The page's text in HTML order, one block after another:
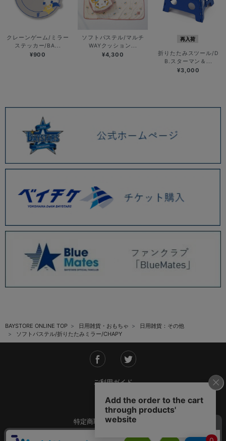
クレーンゲーム/ミラー
ステッカー/BA...
¥900
ソフトパステル/マルチ
WAYクッション...
¥4,300
再入荷
折りたたみスツール/D
B.スターマン＆...
¥3,000
BAYSTORE ONLINE TOP 日用雑貨・おもちゃ
日用雑貨：その他
ソフトパステル/折りたたみミラー/CHAPY
ご利用ガイド
会社概要
特定商取引法に基づく表記